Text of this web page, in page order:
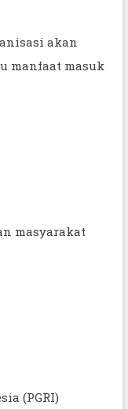
akan
manfaat masuk
masyarakat
(PGRI)